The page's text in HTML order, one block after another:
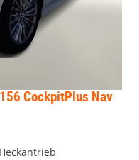
CockpitPlus Nav